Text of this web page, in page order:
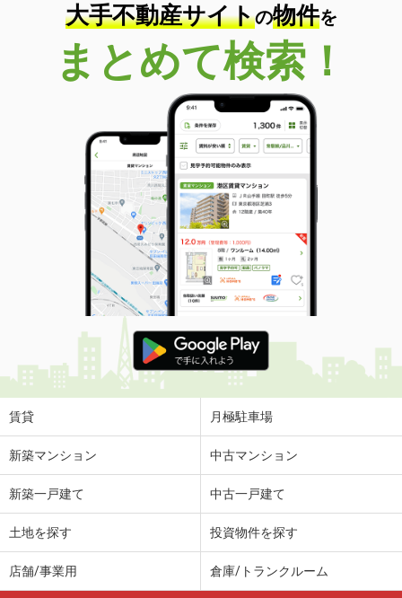
大手不動産サイトの物件を
まとめて検索！
賃貸 月極駐車場
新築マンション 中古マンション
新築一戸建て 中古一戸建て
土地を探す 投資物件を探す
店舗/事業用 倉庫/トランクルーム